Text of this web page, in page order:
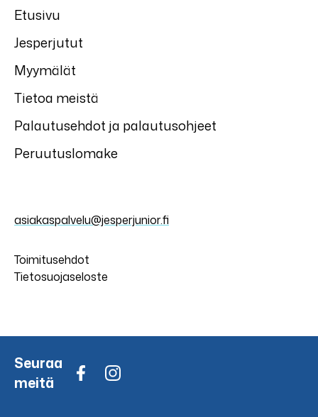
Etusivu
Jesperjutut
Myymälät
Tietoa meistä
Palautusehdot ja palautusohjeet
Peruutuslomake
asiakaspalvelu@jesperjunior.fi
Toimitusehdot
Tietosuojaseloste
Seuraa
meitä